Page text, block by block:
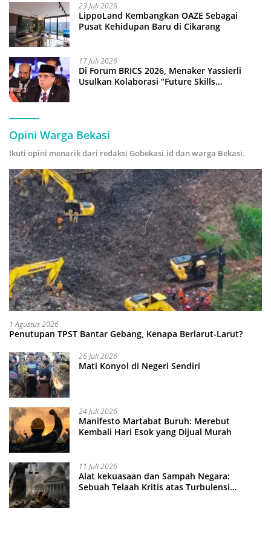
23 Juli 2026
LippoLand Kembangkan OAZE Sebagai
Pusat Kehidupan Baru di Cikarang
17 Juli 2026
Di Forum BRICS 2026, Menaker Yassierli
Usulkan Kolaborasi “Future Skills
Opini Warga Bekasi
Ikuti opini menarik dari redaksi Gobekasi.id dan warga Bekasi.
1 Agustus 2026
Penutupan TPST Bantar Gebang, Kenapa Berlarut-Larut?
26 Juli 2026
Mati Konyol di Negeri Sendiri
24 Juli 2026
Manifesto Martabat Buruh: Merebut
Kembali Hari Esok yang Dijual Murah
11 Juli 2026
Alat kekuasaan dan Sampah Negara:
Sebuah Telaah Kritis atas Turbulensi